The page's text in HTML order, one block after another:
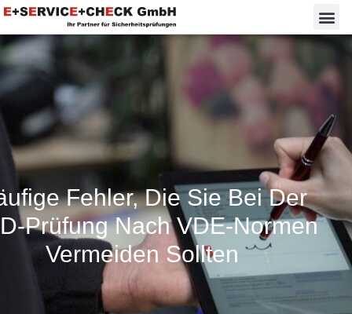
Fehler, Die Sie Bei Der
Prüfung Nach VDE-Normen
Vermeiden Sollten